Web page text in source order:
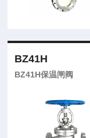
BZ41H
BZ41H保温闸阀